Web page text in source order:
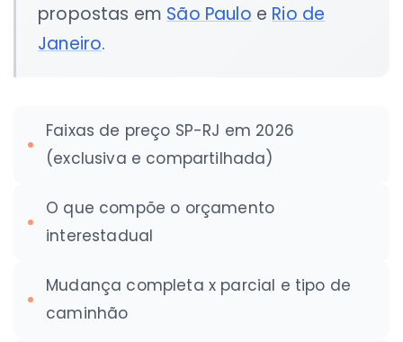
propostas em São Paulo e Rio de
Janeiro.
Faixas de preço SP-RJ em 2026
(exclusiva e compartilhada)
O que compõe o orçamento
interestadual
Mudança completa x parcial e tipo de
caminhão